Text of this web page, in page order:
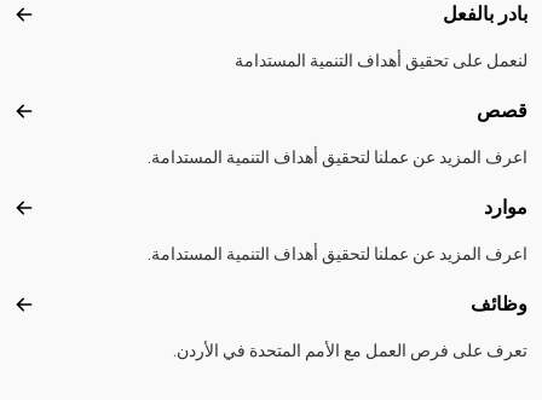
بادر بالفعل
لنعمل على تحقيق أهداف التنمية المستدامة
قصص
اعرف المزيد عن عملنا لتحقيق أهداف التنمية المستدامة.
موارد
اعرف المزيد عن عملنا لتحقيق أهداف التنمية المستدامة.
وظائف
تعرف على فرص العمل مع الأمم المتحدة في الأردن.